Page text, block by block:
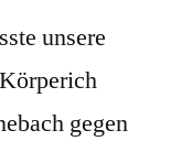
unsere
gegen